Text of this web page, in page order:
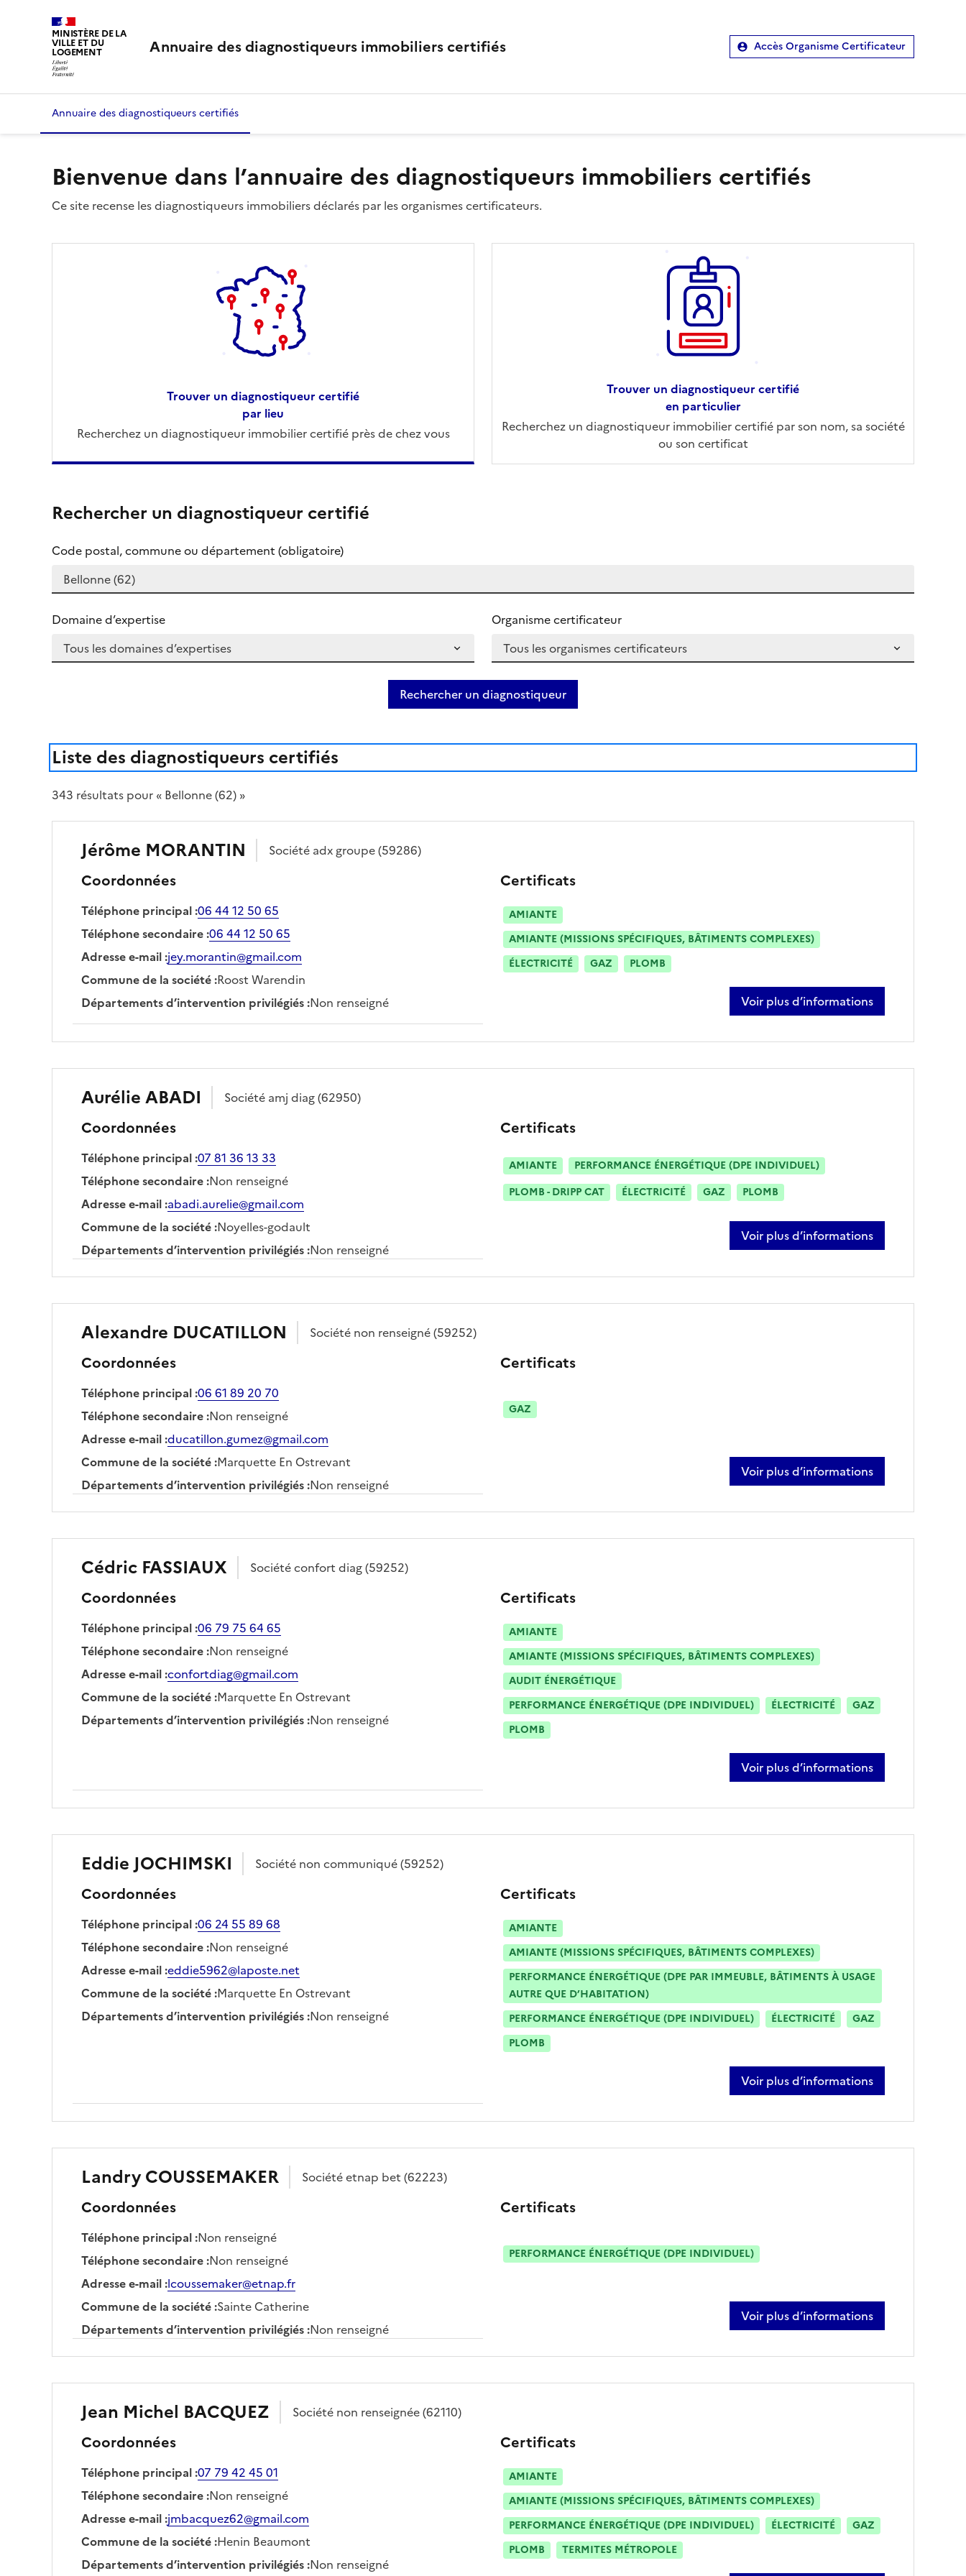
MINISTÈRE DE LA
VILLE ET DU
LOGEMENT Annuaire des diagnostiqueurs immobiliers certifiés Accès Organisme Certificateur
Annuaire des diagnostiqueurs certifiés
Bienvenue dans l’annuaire des diagnostiqueurs immobiliers certifiés
Ce site recense les diagnostiqueurs immobiliers déclarés par les organismes certificateurs.
Trouver un diagnostiqueur certifié
par lieu
Recherchez un diagnostiqueur immobilier certifié près de chez vous
Trouver un diagnostiqueur certifié
en particulier
Recherchez un diagnostiqueur immobilier certifié par son nom, sa société
ou son certificat
Rechercher un diagnostiqueur certifié
Code postal, commune ou département (obligatoire)
Domaine d’expertise Organisme certificateur
Rechercher un diagnostiqueur
Liste des diagnostiqueurs certifiés
343 résultats pour « Bellonne (62) »
Jérôme MORANTIN Société adx groupe(59286)
Coordonnées
Téléphone principal:06 44 12 50 65
Téléphone secondaire:06 44 12 50 65
Adresse e-mail:jey.morantin@gmail.com
Commune de la société:Roost Warendin
Départements d’intervention privilégiés:Non renseigné
Certificats
AMIANTE
AMIANTE (MISSIONS SPÉCIFIQUES, BÂTIMENTS COMPLEXES)
ÉLECTRICITÉ
GAZ PLOMB
Voir plus d’informations
sur jérôme morantin
AurélieABADI Société amj diag(62950)
Coordonnées
Téléphone principal:07 81 36 13 33
Téléphone secondaire:Non renseigné
Adresse e-mail:abadi.aurelie@gmail.com
Commune de la société:Noyelles-godault
Départements d’intervention privilégiés:Non renseigné
Certificats
AMIANTE
PERFORMANCE ÉNERGÉTIQUE (DPE INDIVIDUEL)
PLOMB - DRIPP CAT
ÉLECTRICITÉ GAZ PLOMB
Voir plus d’informations
sur aurélie abadi
Alexandre DUCATILLON Société non renseigné(59252)
Coordonnées
Téléphone principal:06 61 89 20 70
Téléphone secondaire:Non renseigné
Adresse e-mail:ducatillon.gumez@gmail.com
Commune de la société:Marquette En Ostrevant
Départements d’intervention privilégiés:Non renseigné
Certificats
GAZ
Voir plus d’informations
sur alexandre ducatillon
Cédric FASSIAUX Sociétéconfort diag(59252)
Coordonnées
Téléphone principal:06 79 75 64 65
Téléphone secondaire:Non renseigné
Adresse e-mail:confortdiag@gmail.com
Commune de la société:Marquette En Ostrevant
Départements d’intervention privilégiés:Non renseigné
Certificats
AMIANTE
AMIANTE (MISSIONS SPÉCIFIQUES, BÂTIMENTS COMPLEXES)
AUDIT ÉNERGÉTIQUE
PERFORMANCE ÉNERGÉTIQUE (DPE INDIVIDUEL)
ÉLECTRICITÉ
GAZ
PLOMB
Voir plus d’informations
sur cédric fassiaux
EddieJOCHIMSKI Société non communiqué(59252)
Coordonnées
Téléphone principal:06 24 55 89 68
Téléphone secondaire:Non renseigné
Adresse e-mail:eddie5962@laposte.net
Commune de la société:Marquette En Ostrevant
Départements d’intervention privilégiés:Non renseigné
Certificats
AMIANTE
AMIANTE (MISSIONS SPÉCIFIQUES, BÂTIMENTS COMPLEXES)
PERFORMANCE ÉNERGÉTIQUE (DPE PAR IMMEUBLE, BÂTIMENTS À USAGE
AUTRE QUE D’HABITATION)
PERFORMANCE ÉNERGÉTIQUE (DPE INDIVIDUEL)
ÉLECTRICITÉ
GAZ
PLOMB
Voir plus d’informations
sur eddie jochimski
LandryCOUSSEMAKER Sociétéetnap bet (62223)
Coordonnées
Téléphone principal:Non renseigné
Téléphone secondaire:Non renseigné
Adresse e-mail:lcoussemaker@etnap.fr
Commune de la société:Sainte Catherine
Départements d’intervention privilégiés:Non renseigné
Certificats
PERFORMANCE ÉNERGÉTIQUE (DPE INDIVIDUEL)
Voir plus d’informations
sur landry coussemaker
Jean Michel BACQUEZ Société non renseignée(62110)
Coordonnées
Téléphone principal:07 79 42 45 01
Téléphone secondaire:Non renseigné
Adresse e-mail:jmbacquez62@gmail.com
Commune de la société:Henin Beaumont
Départements d’intervention privilégiés:Non renseigné
Certificats
AMIANTE
AMIANTE (MISSIONS SPÉCIFIQUES, BÂTIMENTS COMPLEXES)
PERFORMANCE ÉNERGÉTIQUE (DPE INDIVIDUEL)
ÉLECTRICITÉ
GAZ
PLOMB
TERMITES MÉTROPOLE